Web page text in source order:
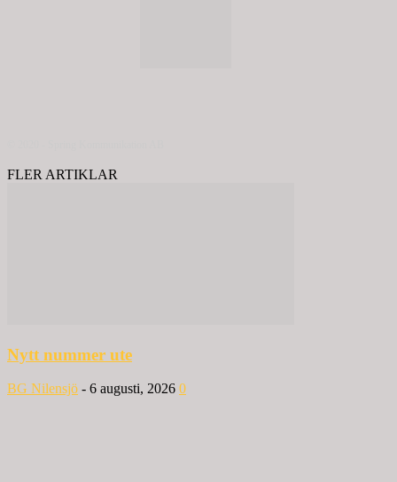
FLER ARTIKLAR
Nytt nummer ute
BG Nilensjö - 6 augusti, 2026 0